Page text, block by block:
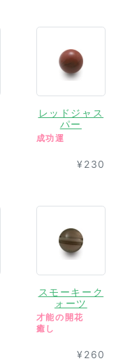
レッドジャス
パー
成功運
¥230
スモーキーク
ォーツ
才能の開花
癒し
¥260